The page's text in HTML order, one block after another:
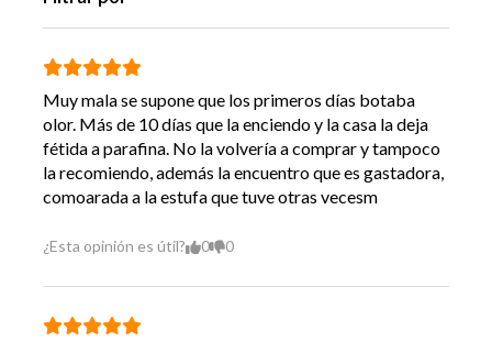
Ancho
Profundidad 32 cm
7 kg
Vida Util
Muy mala se supone que los primeros días botaba
olor. Más de 10 días que la enciendo y la casa la deja
fétida a parafina. No la volvería a comprar y tampoco
la recomiendo, además la encuentro que es gastadora,
comoarada a la estufa que tuve otras vecesm
¿Esta opinión es útil? 0 0